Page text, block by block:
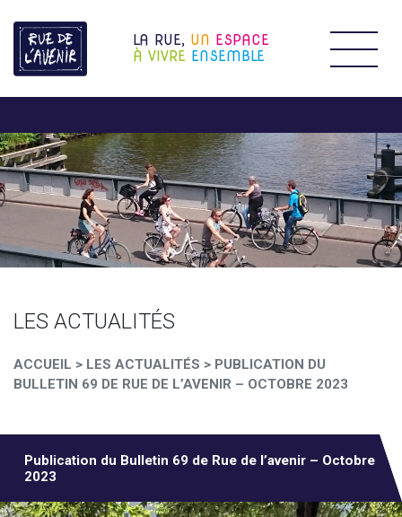
LA RUE, UN ESPACE
À VIVRE ENSEMBLE
LES ACTUALITÉS
ACCUEIL > LES ACTUALITÉS > PUBLICATION DU
BULLETIN 69 DE RUE DE L’AVENIR – OCTOBRE 2023
Publication du Bulletin 69 de Rue de l’avenir – Octobre
2023